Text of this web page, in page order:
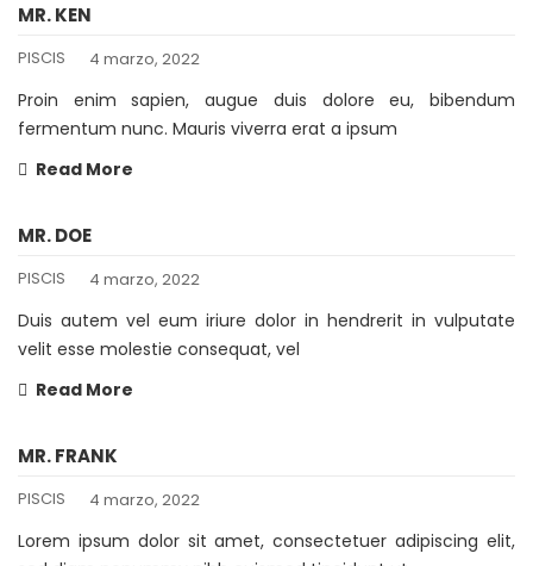
MR. KEN
PISCIS 4 marzo, 2022
Proin enim sapien, augue duis dolore eu, bibendum
fermentum nunc. Mauris viverra erat a ipsum
Read More
MR. DOE
PISCIS 4 marzo, 2022
Duis autem vel eum iriure dolor in hendrerit in vulputate
velit esse molestie consequat, vel
Read More
MR. FRANK
PISCIS 4 marzo, 2022
Lorem ipsum dolor sit amet, consectetuer adipiscing elit,